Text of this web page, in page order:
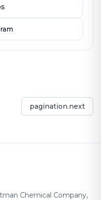
pagination.next
Chemical Company,